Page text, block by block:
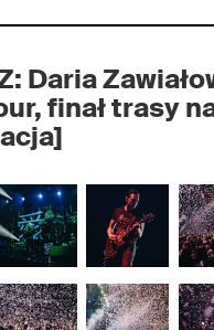
Daria
finał trasy